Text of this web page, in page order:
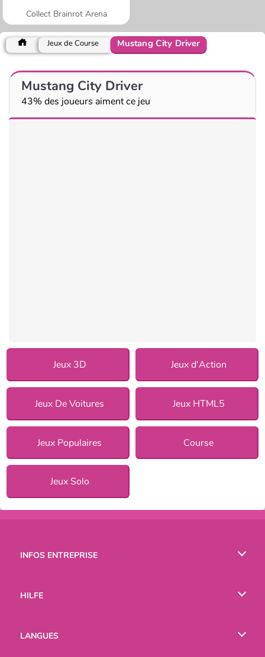
Collect Brainrot Arena
Jeux de Course Mustang City Driver
Mustang City Driver
43% des joueurs aiment ce jeu
Jeux 3D Jeux d'Action
Jeux De Voitures Jeux HTML5
Jeux Populaires Course
Jeux Solo
INFOS ENTREPRISE
HILFE
LANGUES